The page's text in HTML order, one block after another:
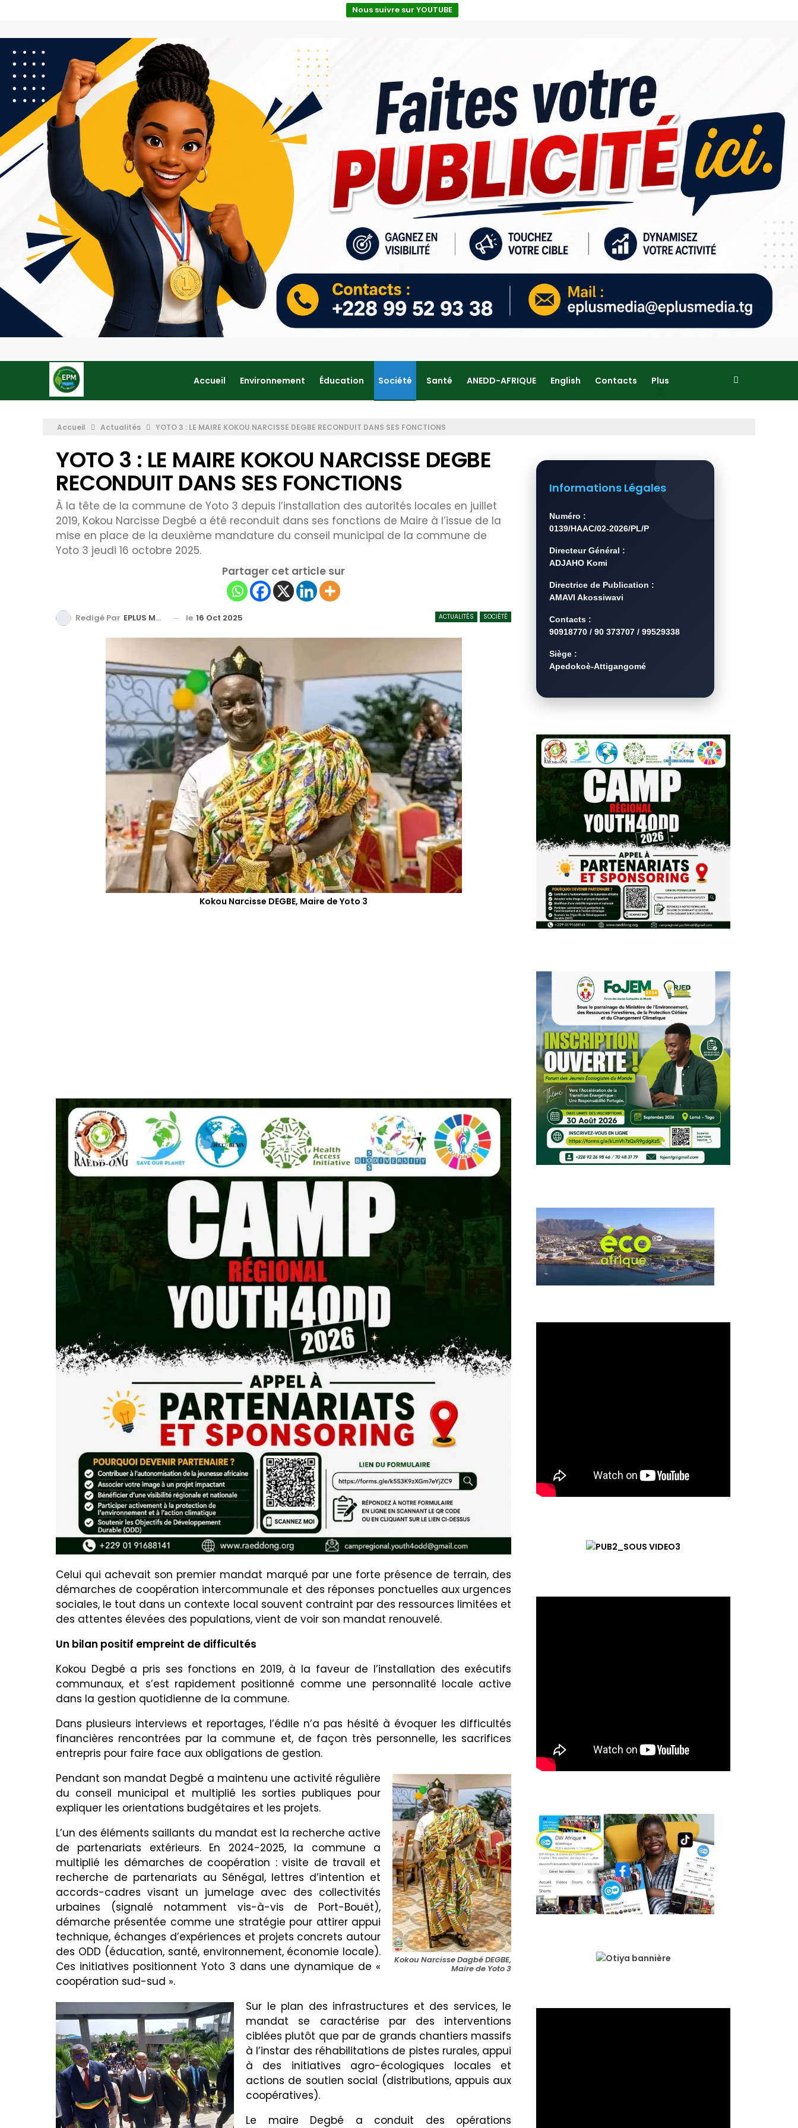
Nous suivre sur YOUTUBE
Accueil Environnement Éducation Société Santé ANEDD-AFRIQUE English Contacts Plus
Accueil Actualités YOTO 3 : LE MAIRE KOKOU NARCISSE DEGBE RECONDUIT DANS SES FONCTIONS
YOTO 3 : LE MAIRE KOKOU NARCISSE DEGBE
RECONDUIT DANS SES FONCTIONS
À la tête de la commune de Yoto 3 depuis l’installation des autorités locales en juillet
2019, Kokou Narcisse Degbé a été reconduit dans ses fonctions de Maire à l’issue de la
mise en place de la deuxième mandature du conseil municipal de la commune de
Yoto 3 jeudi 16 octobre 2025.
Partager cet article sur
ACTUALITÉS SOCIÉTÉ
Redigé Par EPLUS MEDIA TV le 16 Oct 2025
Kokou Narcisse DEGBE, Maire de Yoto 3
Celui qui achevait son premier mandat marqué par une forte présence de terrain, des
démarches de coopération intercommunale et des réponses ponctuelles aux urgences
sociales, le tout dans un contexte local souvent contraint par des ressources limitées et
des attentes élevées des populations, vient de voir son mandat renouvelé.
Un bilan positif empreint de difficultés
Kokou Degbé a pris ses fonctions en 2019, à la faveur de l’installation des exécutifs
communaux, et s’est rapidement positionné comme une personnalité locale active
dans la gestion quotidienne de la commune.
Dans plusieurs interviews et reportages, l’édile n’a pas hésité à évoquer les difficultés
financières rencontrées par la commune et, de façon très personnelle, les sacrifices
entrepris pour faire face aux obligations de gestion.
Kokou Narcisse Dagbé DEGBE,
Maire de Yoto 3
Pendant son mandat Degbé a maintenu une activité régulière
du conseil municipal et multiplié les sorties publiques pour
expliquer les orientations budgétaires et les projets.
L’un des éléments saillants du mandat est la recherche active
de partenariats extérieurs. En 2024-2025, la commune a
multiplié les démarches de coopération : visite de travail et
recherche de partenariats au Sénégal, lettres d’intention et
accords-cadres visant un jumelage avec des collectivités
urbaines (signalé notamment vis-à-vis de Port-Bouët),
démarche présentée comme une stratégie pour attirer appui
technique, échanges d’expériences et projets concrets autour
des ODD (éducation, santé, environnement, économie locale).
Ces initiatives positionnent Yoto 3 dans une dynamique de «
coopération sud-sud ».
Sur le plan des infrastructures et des services, le
mandat se caractérise par des interventions
ciblées plutôt que par de grands chantiers massifs
à l’instar des réhabilitations de pistes rurales, appui
à des initiatives agro-écologiques locales et
actions de soutien social (distributions, appuis aux
coopératives).
Le maire Degbé a conduit des opérations
Informations Légales
Numéro :
0139/HAAC/02-2026/PL/P
Directeur Général :
ADJAHO Komi
Directrice de Publication :
AMAVI Akossiwavi
Contacts :
90918770 / 90 373707 / 99529338
Siège :
Apedokoè-Attigangomé